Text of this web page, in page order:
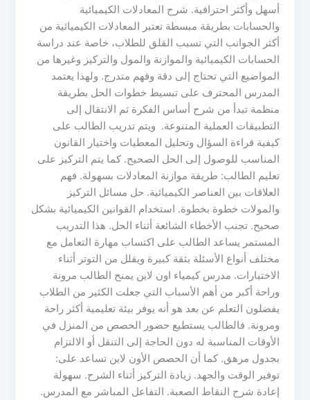
أسهل وأكثر احترافية. شرح المعادلات الكيميائية
والحسابات بطريقة مبسطة تعتبر المعادلات الكيميائية من
أكثر الجوانب التي تسبب القلق للطلاب، خاصة عند دراسة
الحسابات الكيميائية والموازنة والمول والتركيز وغيرها من
المواضيع التي تحتاج إلى دقة وفهم متدرج. ولهذا يعتمد
المدرس المحترف على تبسيط خطوات الحل بطريقة
منظمة تبدأ من شرح أساس الفكرة ثم الانتقال إلى
التطبيقات العملية المتنوعة. ويتم تدريب الطالب على
كيفية قراءة السؤال وتحليل المعطيات واختيار القانون
المناسب للوصول إلى الحل الصحيح. كما يتم التركيز على
تعليم الطالب: طريقة موازنة المعادلات بسهولة. فهم
العلاقات بين العناصر الكيميائية. حل مسائل التركيز
والمولات خطوة بخطوة. استخدام القوانين الكيميائية بشكل
صحيح. تجنب الأخطاء الشائعة أثناء الحل. هذا التدريب
المستمر يساعد الطالب على اكتساب مهارة التعامل مع
مختلف أنواع الأسئلة بثقة كبيرة ويقلل من التوتر أثناء
الاختبارات. مدرس كيمياء اون لاين يمنح الطالب مرونة
وراحة أكبر من أهم الأسباب التي جعلت الكثير من الطلاب
يفضلون التعلم عن بعد هو أنه يوفر بيئة تعليمية أكثر راحة
ومرونة. فالطالب يستطيع حضور الحصص من المنزل في
الأوقات المناسبة له دون الحاجة إلى التنقل أو الالتزام
بجدول مرهق. كما أن الحصص الأون لاين تساعد على:
توفير الوقت والجهد. زيادة التركيز أثناء الشرح. سهولة
إعادة شرح النقاط الصعبة. التفاعل المباشر مع المدرس.